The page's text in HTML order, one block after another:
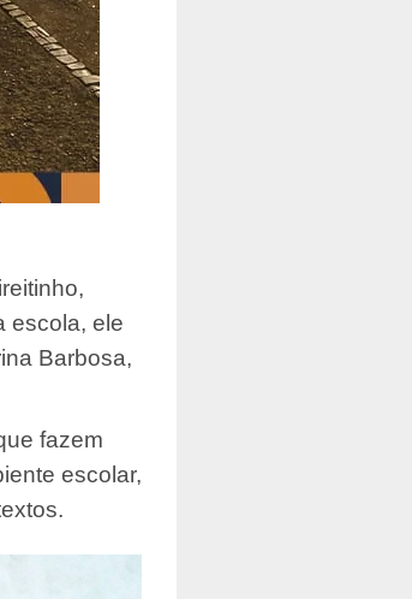
escola, ele
Barbosa,
fazem
escolar,